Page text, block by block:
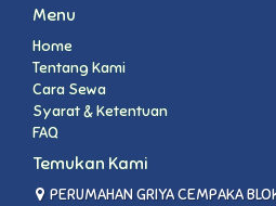
Menu
Home
Tentang Kami
Cara Sewa
Syarat & Ketentuan
FAQ
Temukan Kami
PERUMAHAN GRIYA CEMPAKA